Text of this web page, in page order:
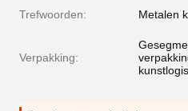
Trefwoorden: Metalen
Verpakking: